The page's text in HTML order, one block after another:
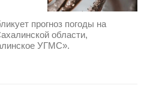
прогноз погоды на
области,
УГМС».